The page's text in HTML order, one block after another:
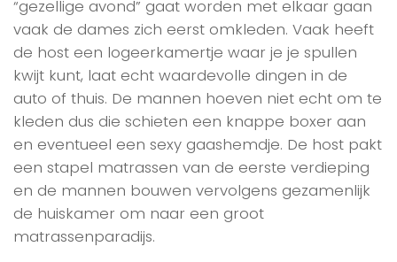
“gezellige avond” gaat worden met elkaar gaan
vaak de dames zich eerst omkleden. Vaak heeft
de host een logeerkamertje waar je je spullen
kwijt kunt, laat echt waardevolle dingen in de
auto of thuis. De mannen hoeven niet echt om te
kleden dus die schieten een knappe boxer aan
en eventueel een sexy gaashemdje. De host pakt
een stapel matrassen van de eerste verdieping
en de mannen bouwen vervolgens gezamenlijk
de huiskamer om naar een groot
matrassenparadijs.